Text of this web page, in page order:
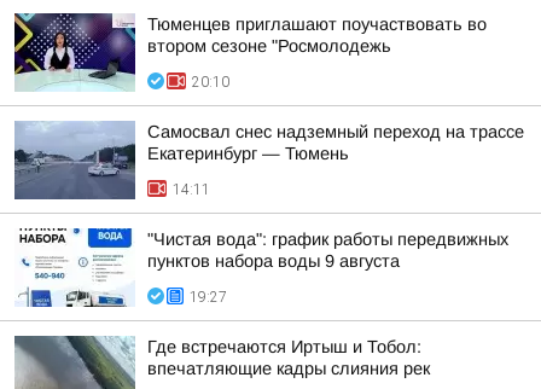
Тюменцев приглашают поучаствовать во
втором сезоне "Росмолодежь
20:10
Самосвал снес надземный переход на трассе
Екатеринбург — Тюмень
14:11
"Чистая вода": график работы передвижных
пунктов набора воды 9 августа
19:27
Где встречаются Иртыш и Тобол:
впечатляющие кадры слияния рек